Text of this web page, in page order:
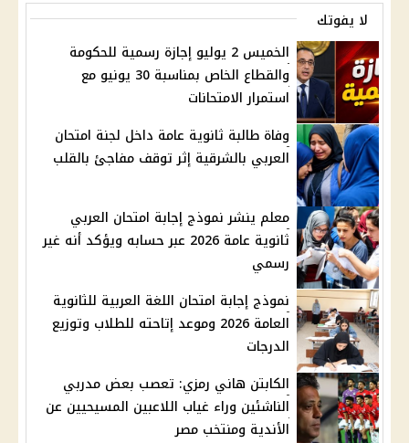
لا يفوتك
الخميس 2 يوليو إجازة رسمية للحكومة
والقطاع الخاص بمناسبة 30 يونيو مع
استمرار الامتحانات
وفاة طالبة ثانوية عامة داخل لجنة امتحان
العربي بالشرقية إثر توقف مفاجئ بالقلب
معلم ينشر نموذج إجابة امتحان العربي
ثانوية عامة 2026 عبر حسابه ويؤكد أنه غير
رسمي
نموذج إجابة امتحان اللغة العربية للثانوية
العامة 2026 وموعد إتاحته للطلاب وتوزيع
الدرجات
الكابتن هاني رمزي: تعصب بعض مدربي
الناشئين وراء غياب اللاعبين المسيحيين عن
الأندية ومنتخب مصر